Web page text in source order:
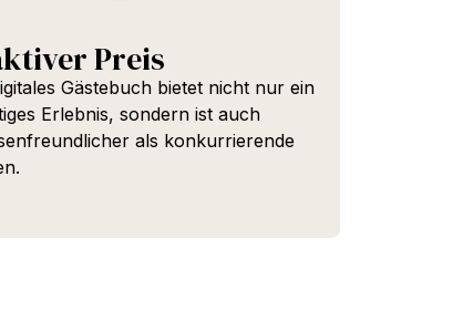
Preis
Gästebuch bietet nicht nur ein
Erlebnis, sondern ist auch
als konkurrierende
.